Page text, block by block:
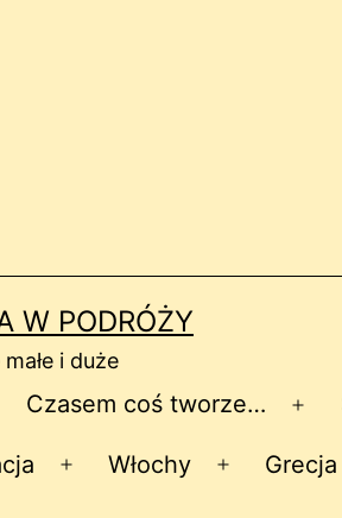
W PODRÓŻY
i duże
Czasem coś tworze…
Rozwiń
Włochy
Rozwiń
Grecja